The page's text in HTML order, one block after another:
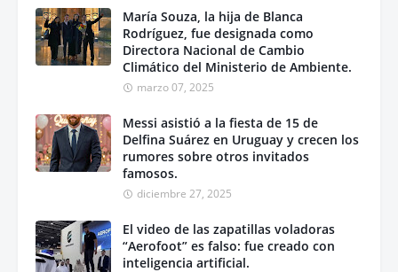
María Souza, la hija de Blanca
Rodríguez, fue designada como
Directora Nacional de Cambio
Climático del Ministerio de Ambiente.
marzo 07, 2025
Messi asistió a la fiesta de 15 de
Delfina Suárez en Uruguay y crecen los
rumores sobre otros invitados
famosos.
diciembre 27, 2025
El video de las zapatillas voladoras
“Aerofoot” es falso: fue creado con
inteligencia artificial.